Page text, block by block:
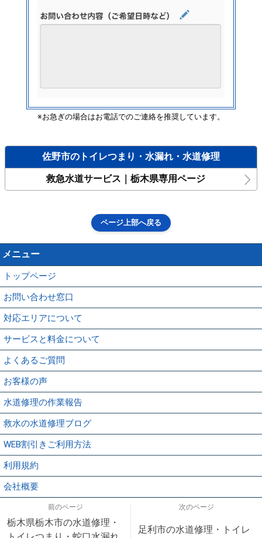
※お急ぎの場合はお電話でのご連絡を推奨しています。
佐野市のトイレつまり・水漏れ・水道修理
救急水道サービス｜栃木県専用ページ
ページ上部へ戻る
メニュー
トップページ
お問い合わせ窓口
対応エリアについて
サービスと料金について
よくあるご質問
お客様の声
水道修理の作業報告
救水の水道修理ブログ
WEB割引きご利用方法
利用規約
会社概要
前のページ
栃木県栃木市の水道修理・
次のページ
足利市の水道修理・トイレ